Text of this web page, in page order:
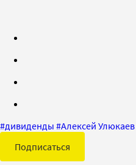
#дивиденды #Алексей Улюкаев
Подписаться